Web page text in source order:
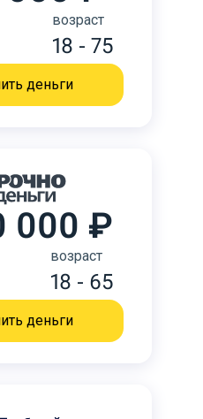
возраст
18 - 75
деньги
000 ₽
возраст
18 - 65
деньги